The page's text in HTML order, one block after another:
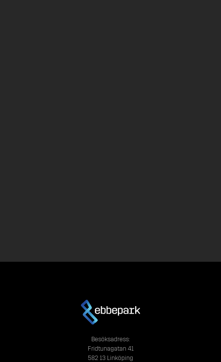
Besöksadress:
Fridtunagatan 41
582 13 Linköping